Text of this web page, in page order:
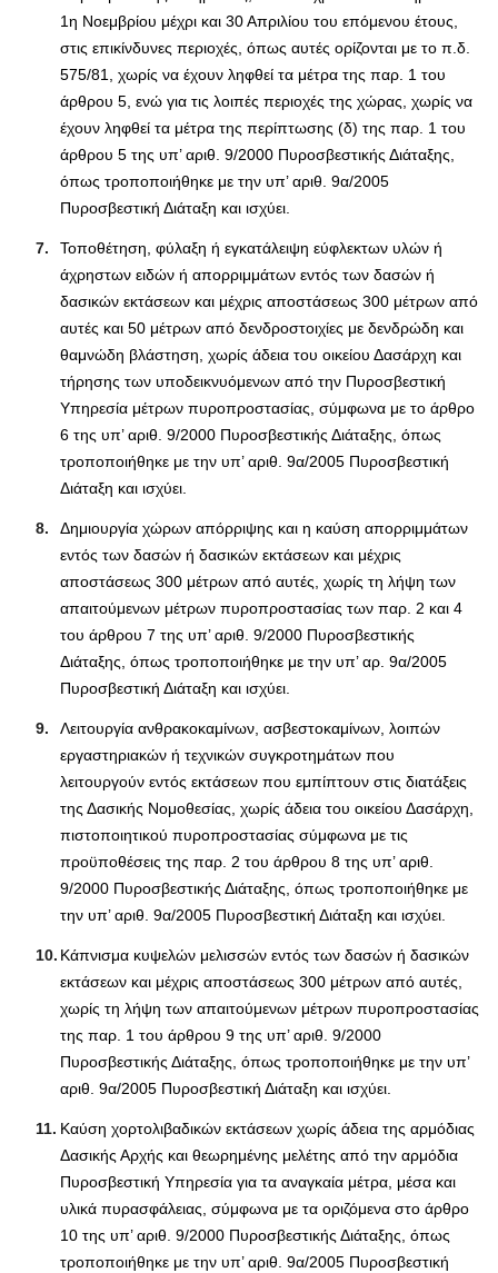
1η Νοεμβρίου μέχρι και 30 Απριλίου του επόμενου έτους,
στις επικίνδυνες περιοχές, όπως αυτές ορίζονται με το π.δ.
575/81, χωρίς να έχουν ληφθεί τα μέτρα της παρ. 1 του
άρθρου 5, ενώ για τις λοιπές περιοχές της χώρας, χωρίς να
έχουν ληφθεί τα μέτρα της περίπτωσης (δ) της παρ. 1 του
άρθρου 5 της υπ’ αριθ. 9/2000 Πυροσβεστικής Διάταξης,
όπως τροποποιήθηκε με την υπ’ αριθ. 9α/2005
Πυροσβεστική Διάταξη και ισχύει.
Τοποθέτηση, φύλαξη ή εγκατάλειψη εύφλεκτων υλών ή
άχρηστων ειδών ή απορριμμάτων εντός των δασών ή
δασικών εκτάσεων και μέχρις αποστάσεως 300 μέτρων από
αυτές και 50 μέτρων από δενδροστοιχίες με δενδρώδη και
θαμνώδη βλάστηση, χωρίς άδεια του οικείου Δασάρχη και
τήρησης των υποδεικνυόμενων από την Πυροσβεστική
Υπηρεσία μέτρων πυροπροστασίας, σύμφωνα με το άρθρο
6 της υπ’ αριθ. 9/2000 Πυροσβεστικής Διάταξης, όπως
τροποποιήθηκε με την υπ’ αριθ. 9α/2005 Πυροσβεστική
Διάταξη και ισχύει.
Δημιουργία χώρων απόρριψης και η καύση απορριμμάτων
εντός των δασών ή δασικών εκτάσεων και μέχρις
αποστάσεως 300 μέτρων από αυτές, χωρίς τη λήψη των
απαιτούμενων μέτρων πυροπροστασίας των παρ. 2 και 4
του άρθρου 7 της υπ’ αριθ. 9/2000 Πυροσβεστικής
Διάταξης, όπως τροποποιήθηκε με την υπ’ αρ. 9α/2005
Πυροσβεστική Διάταξη και ισχύει.
Λειτουργία ανθρακοκαμίνων, ασβεστοκαμίνων, λοιπών
εργαστηριακών ή τεχνικών συγκροτημάτων που
λειτουργούν εντός εκτάσεων που εμπίπτουν στις διατάξεις
της Δασικής Νομοθεσίας, χωρίς άδεια του οικείου Δασάρχη,
πιστοποιητικού πυροπροστασίας σύμφωνα με τις
προϋποθέσεις της παρ. 2 του άρθρου 8 της υπ’ αριθ.
9/2000 Πυροσβεστικής Διάταξης, όπως τροποποιήθηκε με
την υπ’ αριθ. 9α/2005 Πυροσβεστική Διάταξη και ισχύει.
Κάπνισμα κυψελών μελισσών εντός των δασών ή δασικών
εκτάσεων και μέχρις αποστάσεως 300 μέτρων από αυτές,
χωρίς τη λήψη των απαιτούμενων μέτρων πυροπροστασίας
της παρ. 1 του άρθρου 9 της υπ’ αριθ. 9/2000
Πυροσβεστικής Διάταξης, όπως τροποποιήθηκε με την υπ’
αριθ. 9α/2005 Πυροσβεστική Διάταξη και ισχύει.
Καύση χορτολιβαδικών εκτάσεων χωρίς άδεια της αρμόδιας
Δασικής Αρχής και θεωρημένης μελέτης από την αρμόδια
Πυροσβεστική Υπηρεσία για τα αναγκαία μέτρα, μέσα και
υλικά πυρασφάλειας, σύμφωνα με τα οριζόμενα στο άρθρο
10 της υπ’ αριθ. 9/2000 Πυροσβεστικής Διάταξης, όπως
τροποποιήθηκε με την υπ’ αριθ. 9α/2005 Πυροσβεστική